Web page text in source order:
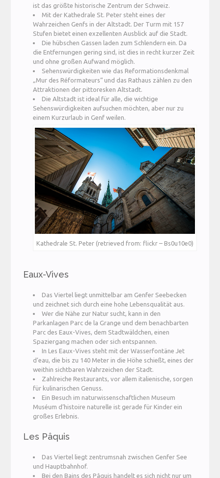
ist das größte historische Zentrum der Schweiz.
Mit der Kathedrale St. Peter steht eines der
Wahrzeichen Genfs in der Altstadt. Der Turm mit 157
Stufen bietet einen exzellenten Ausblick auf die Stadt.
Die hübschen Gassen laden zum Schlendern ein. Da
die Entfernungen gering sind, ist dies in recht kurzer Zeit
und ohne großen Aufwand möglich.
Sehenswürdigkeiten wie das Reformationsdenkmal
„Mur des Réformateurs“ und das Rathaus zählen zu den
Attraktionen der pittoresken Altstadt.
Die Altstadt ist ideal für alle, die wichtige
Sehenswürdigkeiten aufsuchen möchten, aber nur zu
einem Kurzurlaub in Genf weilen.
Kathedrale St. Peter (retrieved from: flickr – Bs0u10e0)
Eaux-Vives
Das Viertel liegt unmittelbar am Genfer Seebecken
und zeichnet sich durch eine hohe Lebensqualität aus.
Wer die Nähe zur Natur sucht, kann in den
Parkanlagen Parc de la Grange und dem benachbarten
Parc des Eaux-Vives, dem Stadtwäldchen, einen
Spaziergang machen oder sich entspannen.
In Les Eaux-Vives steht mit der Wasserfontäne Jet
d’eau, die bis zu 140 Meter in die Höhe schießt, eines der
weithin sichtbaren Wahrzeichen der Stadt.
Zahlreiche Restaurants, vor allem italienische, sorgen
für kulinarischen Genuss.
Ein Besuch im naturwissenschaftlichen Museum
Muséum d’histoire naturelle ist gerade für Kinder ein
großes Erlebnis.
Les Pâquis
Das Viertel liegt zentrumsnah zwischen Genfer See
und Hauptbahnhof.
Bei den Bains des Pâquis handelt es sich nicht nur um